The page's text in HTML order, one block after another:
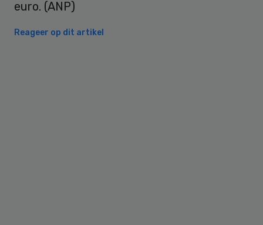
euro. (ANP)
Reageer op dit artikel